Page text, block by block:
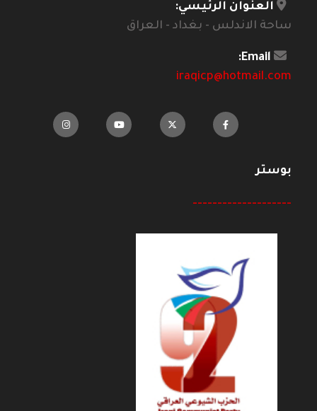
العنوان الرئيسي:
ساحة الاندلس - بغداد - العراق
Email:
iraqicp@hotmail.com
بوستر
--------------------